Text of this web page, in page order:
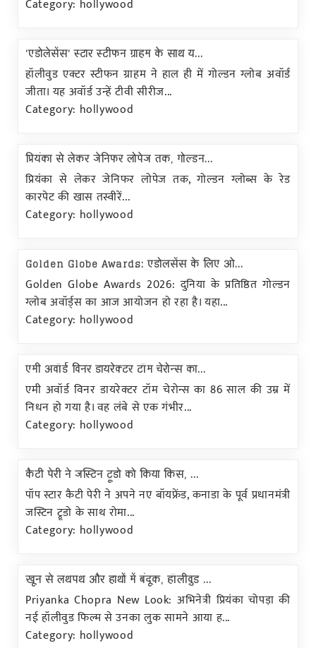
Category: hollywood
'एडोलेसेंस' स्टार स्टीफन ग्राहम के साथ य...
हॉलीवुड एक्टर स्टीफन ग्राहम ने हाल ही में गोल्डन ग्लोब अवॉर्ड
जीता। यह अवॉर्ड उन्हें टीवी सीरीज...
Category: hollywood
प्रियंका से लेकर जेनिफर लोपेज तक, गोल्डन...
प्रियंका से लेकर जेनिफर लोपेज तक, गोल्डन ग्लोब्स के रेड
कारपेट की खास तस्वीरें...
Category: hollywood
Golden Globe Awards: एडोलसेंस के लिए ओ...
Golden Globe Awards 2026: दुनिया के प्रतिष्ठित गोल्डन
ग्लोब अवॉर्ड्स का आज आयोजन हो रहा है। यहा...
Category: hollywood
एमी अवॉर्ड विनर डायरेक्टर टॉम चेरोन्स का...
एमी अवॉर्ड विनर डायरेक्टर टॉम चेरोन्स का 86 साल की उम्र में
निधन हो गया है। वह लंबे से एक गंभीर...
Category: hollywood
कैटी पेरी ने जस्टिन ट्रूडो को किया किस, ...
पॉप स्टार कैटी पेरी ने अपने नए बॉयफ्रेंड, कनाडा के पूर्व प्रधानमंत्री
जस्टिन ट्रूडो के साथ रोमा...
Category: hollywood
खून से लथपथ और हाथों में बंदूक, हॉलीवुड ...
Priyanka Chopra New Look: अभिनेत्री प्रियंका चोपड़ा की
नई हॉलीवुड फिल्म से उनका लुक सामने आया ह...
Category: hollywood